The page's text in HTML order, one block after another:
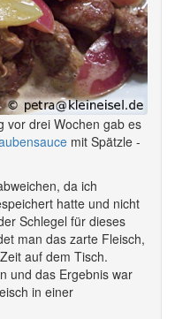
vor drei Wochen gab es
mit Spätzle -
da ich
hatte und nicht
Schlegel für dieses
man das zarte Fleisch,
auf dem Tisch.
und das Ergebnis war
in einer